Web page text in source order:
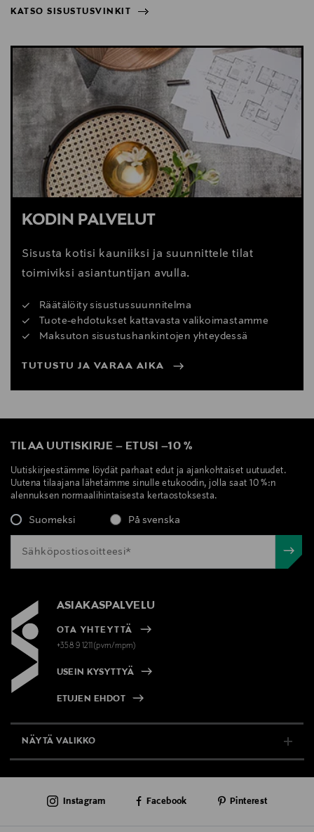
KATSO SISUSTUSVINKIT
KATSO SISUSTUSVINKIT
KODIN PALVELUT
Sisusta kotisi kauniiksi ja suunnittele tilat
toimiviksi asiantuntijan avulla.
Räätälöity sisustussuunnitelma
Tuote-ehdotukset kattavasta valikoimastamme
Maksuton sisustushankintojen yhteydessä
TUTUSTU JA VARAA AIKA
TILAA UUTISKIRJE – ETUSI –10 %
Uutiskirjeestämme löydät parhaat edut ja ajankohtaiset uutuudet.
Uutena tilaajana lähetämme sinulle etukoodin, jolla saat 10 %:n
alennuksen normaalihintaisesta kertaostoksesta.
Suomeksi På svenska
ASIAKASPALVELU
OTA YHTEYTTÄ
+358 9 1211(pvm/mpm)
USEIN KYSYTTYÄ
ETUJEN EHDOT
NÄYTÄ VALIKKO
AJANKOHTAISTA
Instagram Facebook Pinterest